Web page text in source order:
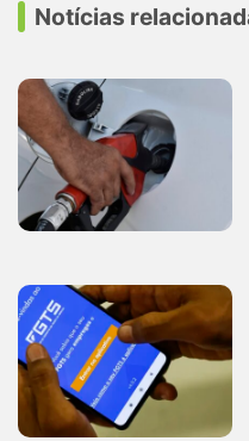
Notícias